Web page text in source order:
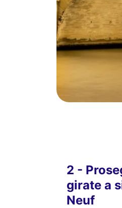
2 -
girate a
Neuf